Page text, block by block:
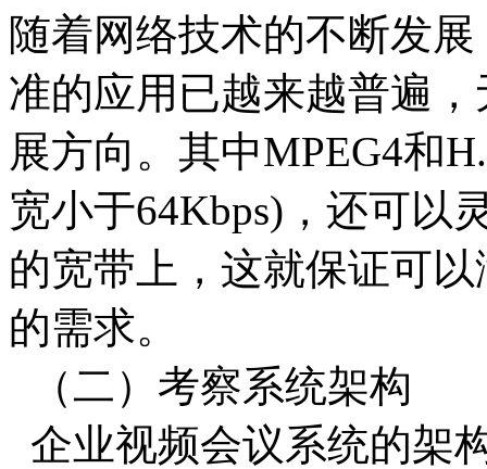
随着网络技术的不断发
准的应用已越来越普遍
展方向。其中MPEG4和
宽小于64Kbps)，还可以
的宽带上，这就保证可
的需求。
（二）考察系统架构
企业视频会议系统的架